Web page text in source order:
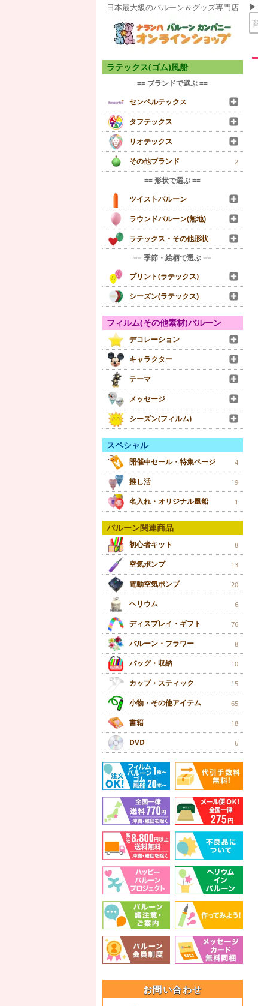
日本最大級のバルーン＆グッズ専門店
ラテックス(ゴム)風船
== ブランドで選ぶ ==
センペルテックス
タフテックス
リオテックス
その他ブランド
2
== 形状で選ぶ ==
ツイストバルーン
ラウンドバルーン(無地)
ラテックス・その他形状
== 季節・絵柄で選ぶ ==
プリント(ラテックス)
シーズン(ラテックス)
フィルム(その他素材)バルーン
デコレーション
キャラクター
テーマ
メッセージ
シーズン(フィルム)
スペシャル
開催中セール・特集ページ 4
推し活 19
名入れ・オリジナル風船 1
バルーン関連商品
初心者キット 8
空気ポンプ 13
電動空気ポンプ 20
ヘリウム 6
ディスプレイ・ギフト 76
バルーン・フラワー 8
バッグ・収納 10
カップ・スティック 15
小物・その他アイテム 65
書籍 18
DVD 6
お問い合わせ